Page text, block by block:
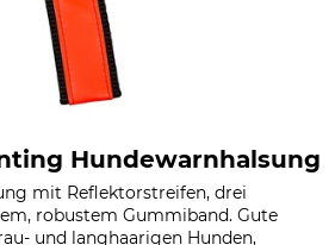
Hundewarnhalsung
mit Reflektorstreifen, drei
robustem Gummiband. Gute
und langhaarigen Hunden,